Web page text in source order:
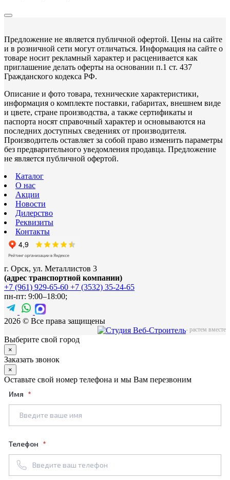
Предложение не является публичной офертой. Цены на сайте
и в розничной сети могут отличаться. Информация на сайте о
товаре носит рекламный характер и расценивается как
приглашение делать оферты на основании п.1 ст. 437
Гражданского кодекса РФ.
Описание и фото товара, технические характеристики,
информация о комплекте поставки, габаритах, внешнем виде
и цвете, стране производства, а также сертификаты и
паспорта носят справочный характер и основываются на
последних доступных сведениях от производителя.
Производитель оставляет за собой право изменить параметры
без предварительного уведомления продавца. Предложение
не является публичной офертой.
Каталог
О нас
Акции
Новости
Дилерство
Реквизиты
Контакты
г. Орск, ул. Металлистов 3
(адрес транспортной компании)
+7 (961) 929-65-60 +7 (3532) 35-24-65
пн-пт: 9:00–18:00;
2026 © Все права защищены
- растем вместе
Выберите свой город
×
Заказать звонок
×
Оставьте свой номер телефона и мы Вам перезвоним
Имя
Телефон